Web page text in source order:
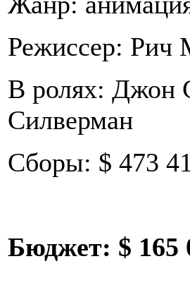
Режиссер: Рич
В ролях: Джон
Силверман
Сборы: $ 473
Бюджет: $ 165